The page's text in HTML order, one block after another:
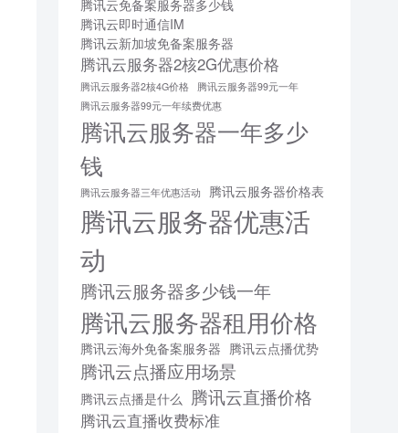
腾讯云免备案服务器多少钱
腾讯云即时通信IM
腾讯云新加坡免备案服务器
腾讯云服务器2核2G优惠价格
腾讯云服务器2核4G价格
腾讯云服务器99元一年
腾讯云服务器99元一年续费优惠
腾讯云服务器一年多少
钱
腾讯云服务器三年优惠活动 腾讯云服务器价格表
腾讯云服务器优惠活
动
腾讯云服务器多少钱一年
腾讯云服务器租用价格
腾讯云海外免备案服务器 腾讯云点播优势
腾讯云点播应用场景
腾讯云点播是什么 腾讯云直播价格
腾讯云直播收费标准